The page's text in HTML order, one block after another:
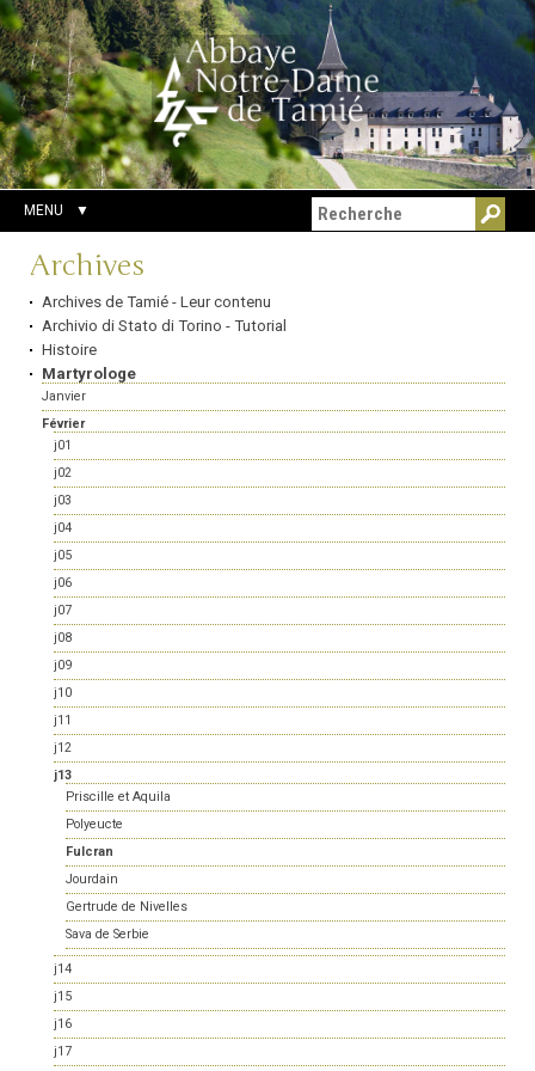
Aller
au
contenu.
|
Aller
à
la
navigation
Outils
personnels
Chercher par
Recherche
avancée…
MENU
Navigation
Archives
Archives de Tamié - Leur contenu
Archivio di Stato di Torino - Tutorial
Histoire
Martyrologe
Janvier
Février
j01
j02
j03
j04
j05
j06
j07
j08
j09
j10
j11
j12
j13
Priscille et Aquila
Polyeucte
Fulcran
Jourdain
Gertrude de Nivelles
Sava de Serbie
j14
j15
j16
j17